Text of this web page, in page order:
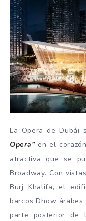
La Opera de Dubái
Opera”en el
atractiva que se
Broadway. Con
Burj Khalifa, el
barcos Dhow árabes
parte posterior de